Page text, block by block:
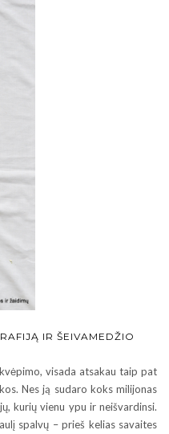
IR ŠEIVAMEDŽIO
visada atsakau taip pat
Nes ją sudaro koks milijonas
kurių vienu ypu ir neišvardinsi.
spalvų – prieš kelias savaites